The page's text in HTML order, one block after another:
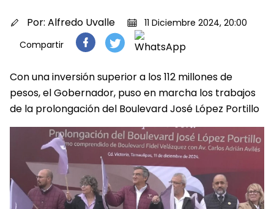
Por: Alfredo Uvalle
11 Diciembre 2024, 20:00
Compartir
Con una inversión superior a los 112 millones de
pesos, el Gobernador, puso en marcha los trabajos
de la prolongación del Boulevard José López Portillo